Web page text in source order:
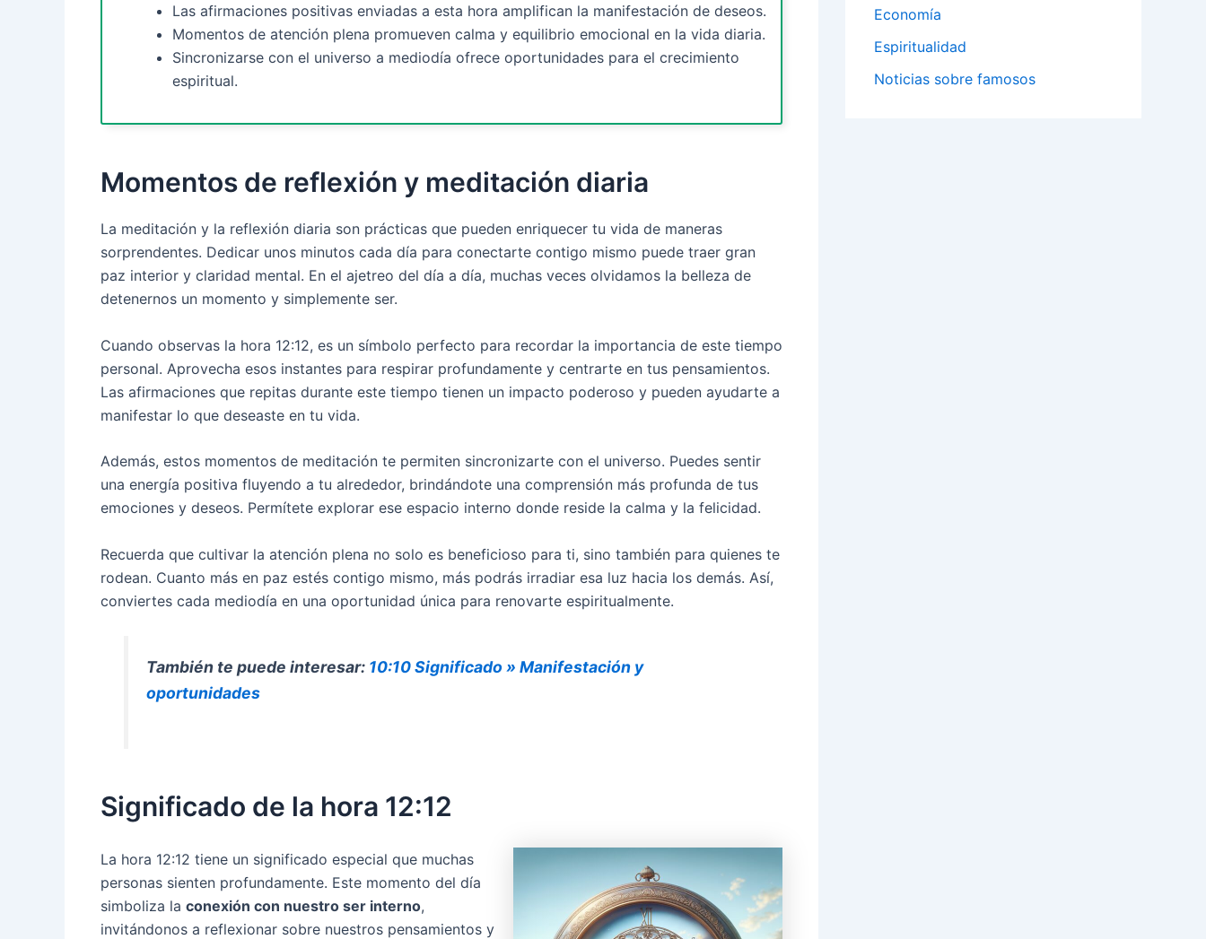
Las afirmaciones positivas enviadas a esta hora amplifican la manifestación de deseos.
Momentos de atención plena promueven calma y equilibrio emocional en la vida diaria.
Sincronizarse con el universo a mediodía ofrece oportunidades para el crecimiento
espiritual.
Momentos de reflexión y meditación diaria
La meditación y la reflexión diaria son prácticas que pueden enriquecer tu vida de maneras
sorprendentes. Dedicar unos minutos cada día para conectarte contigo mismo puede traer gran
paz interior y claridad mental. En el ajetreo del día a día, muchas veces olvidamos la belleza de
detenernos un momento y simplemente ser.
Cuando observas la hora 12:12, es un símbolo perfecto para recordar la importancia de este tiempo
personal. Aprovecha esos instantes para respirar profundamente y centrarte en tus pensamientos.
Las afirmaciones que repitas durante este tiempo tienen un impacto poderoso y pueden ayudarte a
manifestar lo que deseaste en tu vida.
Además, estos momentos de meditación te permiten sincronizarte con el universo. Puedes sentir
una energía positiva fluyendo a tu alrededor, brindándote una comprensión más profunda de tus
emociones y deseos. Permítete explorar ese espacio interno donde reside la calma y la felicidad.
Recuerda que cultivar la atención plena no solo es beneficioso para ti, sino también para quienes te
rodean. Cuanto más en paz estés contigo mismo, más podrás irradiar esa luz hacia los demás. Así,
conviertes cada mediodía en una oportunidad única para renovarte espiritualmente.
También te puede interesar: 10:10 Significado » Manifestación y
oportunidades
Significado de la hora 12:12
La hora 12:12 tiene un significado especial que muchas
personas sienten profundamente. Este momento del día
simboliza la conexión con nuestro ser interno,
invitándonos a reflexionar sobre nuestros pensamientos y
Economía
Espiritualidad
Noticias sobre famosos